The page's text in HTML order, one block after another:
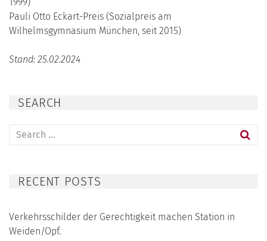
Pauli Otto Eckart-Preis (Sozialpreis am
Wilhelmsgymnasium München, seit 2015)
Stand: 25.02.2024
SEARCH
Search
RECENT POSTS
Verkehrsschilder der Gerechtigkeit machen Station in
Weiden/Opf.